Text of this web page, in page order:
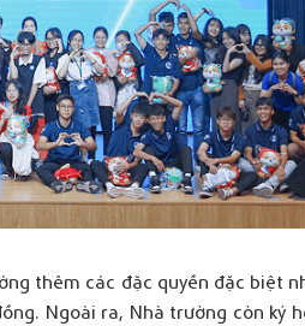
thêm các đặc quyền đặc biệt
Ngoài ra, Nhà trường còn ký